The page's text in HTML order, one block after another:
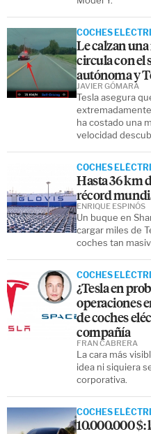
COCHES
Le calzan
circula con el
autónoma y
Tesla asegura
ha costado una
velocidad
JAVIER GÓMARA
COCHES
Hasta 36 km
récord
Un buque en
cargar miles de
coches tan
ENRIQUE ESPINÓS
COCHES
¿Tesla en
operaciones
de coches
compañía
La cara más
idea ni siquiera
corporativa.
FRAN CABRERA
COCHES
10.000.000 $: